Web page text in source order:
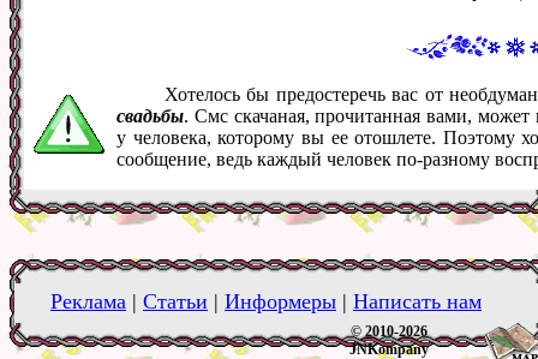
Хотелось бы предостеречь вас от
свадьбы. Смс скачаная, прочитанная вами,
у человека, которому вы ее отошлете. Поэтому
сообщение, ведь каждый человек по-разному
Реклама | Статьи | Информеры | Написать нам
© 2010-2026
JNKompany